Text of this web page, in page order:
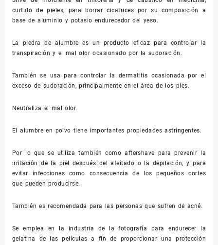
curtido de pieles, para borrar cicatrices por su composición a
base de aluminio y potasio endurecedor del yeso.
La piedra de alumbre es un producto eficaz para controlar la
transpiración y el mal olor ocasionado por la sudoración.
También se usa para controlar la dermatitis ocasionada por el
exceso de sudoración, principalmente en el área de los pies.
Neutraliza el mal olor.
El alumbre en polvo tiene importantes propiedades astringentes.
Por lo que se utiliza también como aftershave para prevenir la
irritación de la piel después del afeitado o la depilación, y para
evitar infecciones como consecuencia de los pequeños cortes
que pueden producirse.
También es recomendada para las personas que sufren de acné.
Se emplea en la industria de la fotografía para endurecer la
gelatina de las películas a fin de proporcionar una protección